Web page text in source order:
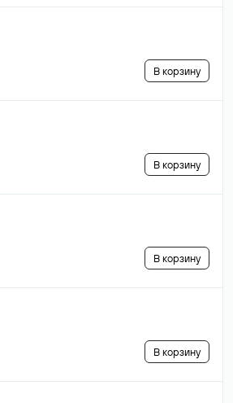
В корзину
В корзину
В корзину
В корзину